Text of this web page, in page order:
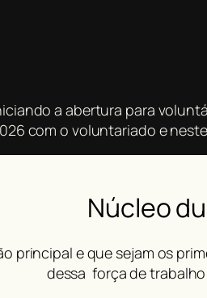
a abertura para
com o voluntariado e
Núcleo
principal e que sejam os
dessa força de